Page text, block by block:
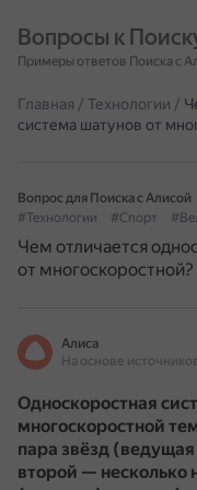
Вопросы к
Примеры ответов Поиска с
Главная / Технологии /
система шатунов от
Вопрос для Поиска с Алисой
#Технологии
#Спорт
Чем отличается
от многоскоростной?
Алиса
Односкоростная
многоскоростной
пара звёзд
второй — несколько